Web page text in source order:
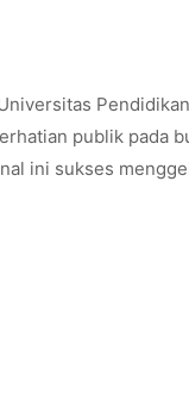
publik pada
ini sukses